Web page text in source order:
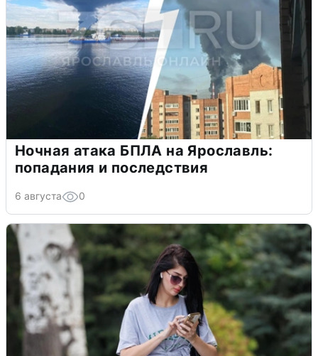
Ночная атака БПЛА на Ярославль:
попадания и последствия
6 августа 0